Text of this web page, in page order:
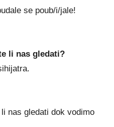
se poub/i/jale!
li nas gledati?
nas gledati dok vodimo